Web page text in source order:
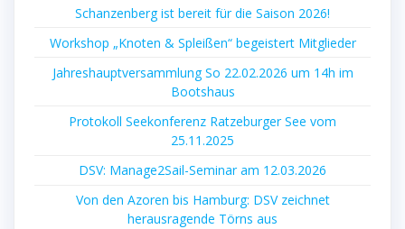
Schanzenberg ist bereit für die Saison 2026!
Workshop „Knoten & Spleißen“ begeistert Mitglieder
Jahreshauptversammlung So 22.02.2026 um 14h im
Bootshaus
Protokoll Seekonferenz Ratzeburger See vom
25.11.2025
DSV: Manage2Sail-Seminar am 12.03.2026
Von den Azoren bis Hamburg: DSV zeichnet
herausragende Törns aus